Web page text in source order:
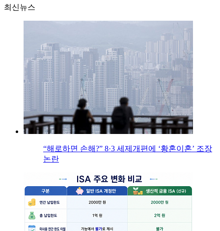
최신뉴스
“해로하면 손해?” 8·3 세제개편에 ‘황혼이혼’ 조장
논란